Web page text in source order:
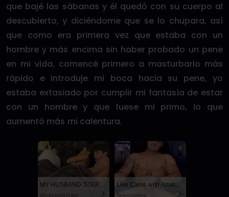
que bajé las sábanas y él quedó con su cuerpo al
descubierto, y diciéndome que se lo chupara, así
que como era primera vez que estaba con un
hombre y más encima sin haber probado un pene
en mi vida, comencé primero a masturbarlo más
rápido e introduje mi boca hacia su pene, yo
estaba extasiado por cumplir mi fantasía de estar
con un hombre y que fuese mi primo, lo que
aumentó más mi calentura.
MY HUSBAND STEPSON MISTAKENLY GIVES ME IN THE ASS
RedhandsTube
Live Cams with Amateur Men
Sexchatters